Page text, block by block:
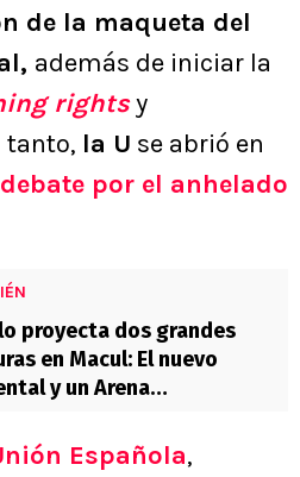
de la maqueta del
además de iniciar la
rightsy
tanto, la U se abrió en
debate por el anhelado
proyecta dos grandes
en Macul: El nuevo
y un Arena
Española,